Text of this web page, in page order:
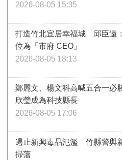
2026-08-05 15:35
打造竹北宜居幸福城 邱臣遠
位為「市府 CEO」
2026-08-05 18:13
鄭麗文、楊文科高喊五合一
欣瑩成為科技縣長
2026-08-05 17:06
遏止新興毒品氾濫 竹縣警與
掃蕩